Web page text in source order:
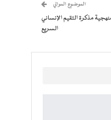
الموضوع الموالي
مذكرة التقيم الإنساني
السريع